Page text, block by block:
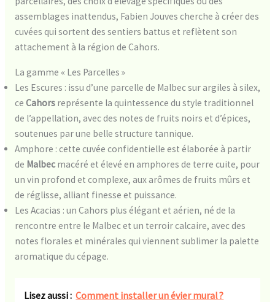
assemblages inattendus, Fabien Jouves cherche à créer des
cuvées qui sortent des sentiers battus et reflètent son
attachement à la région de Cahors.
La gamme « Les Parcelles »
Les Escures : issu d’une parcelle de Malbec sur argiles à silex,
ce Cahorsreprésente la quintessence du style traditionnel
de l’appellation, avec des notes de fruits noirs et d’épices,
soutenues par une belle structure tannique.
Amphore : cette cuvée confidentielle est élaborée à partir
de Malbecmacéré et élevé en amphores de terre cuite, pour
un vin profond et complexe, aux arômes de fruits mûrs et
de réglisse, alliant finesse et puissance.
Les Acacias : un Cahors plus élégant et aérien, né de la
rencontre entre le Malbec et un terroir calcaire, avec des
notes florales et minérales qui viennent sublimer la palette
aromatique du cépage.
Lisez aussi : Comment installer un évier mural ?